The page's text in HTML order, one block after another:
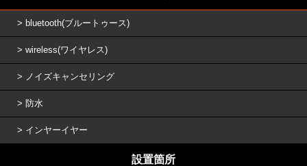
bluetooth(ブルートゥース)
wireless(ワイヤレス)
ノイズキャンセリング
防水
インヤーイヤー
設置箇所